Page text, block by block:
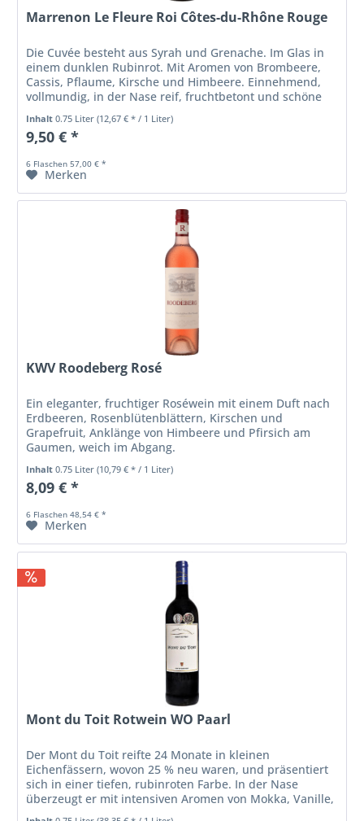
Marrenon Le Fleure Roi Côtes-du-Rhône Rouge
Die Cuvée besteht aus Syrah und Grenache. Im Glas in
einem dunklen Rubinrot. Mit Aromen von Brombeere,
Cassis, Pflaume, Kirsche und Himbeere. Einnehmend,
vollmundig, in der Nase reif, fruchtbetont und schöne
Würze im Mund.
Inhalt0.75 Liter(12,67 € * / 1 Liter)
9,50 € *
6 Flaschen 57,00 € *
Merken
KWV Roodeberg Rosé
Ein eleganter, fruchtiger Roséwein mit einem Duft nach
Erdbeeren, Rosenblütenblättern, Kirschen und
Grapefruit, Anklänge von Himbeere und Pfirsich am
Gaumen, weich im Abgang.
Inhalt0.75 Liter(10,79 € * / 1 Liter)
8,09 € *
6 Flaschen 48,54 € *
Merken
Mont du Toit Rotwein WO Paarl
Der Mont du Toit reifte 24 Monate in kleinen
Eichenfässern, wovon 25 % neu waren, und präsentiert
sich in einer tiefen, rubinroten Farbe. In der Nase
überzeugt er mit intensiven Aromen von Mokka, Vanille,